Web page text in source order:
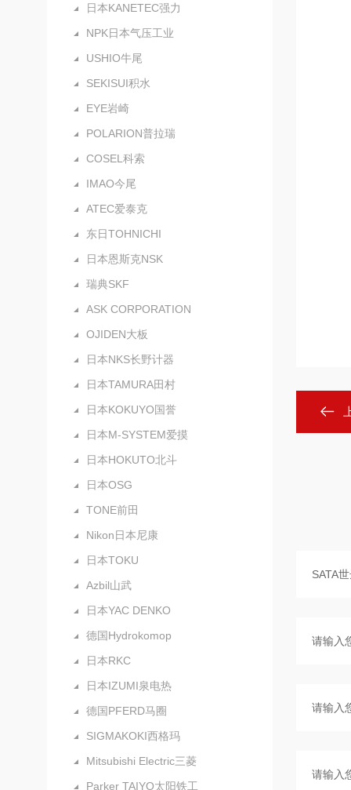
日本KANETEC强力
NPK日本气压工业
USHIO牛尾
SEKISUI积水
EYE岩崎
POLARION普拉瑞
COSEL科索
IMAO今尾
ATEC爱泰克
东日TOHNICHI
日本恩斯克NSK
瑞典SKF
ASK CORPORATION
OJIDEN大板
日本NKS长野计器
日本TAMURA田村
日本KOKUYO国誉
日本M-SYSTEM爱摸
日本HOKUTO北斗
日本OSG
TONE前田
Nikon日本尼康
日本TOKU
Azbil山武
日本YAC DENKO
德国Hydrokomop
日本RKC
日本IZUMI泉电热
德国PFERD马圈
SIGMAKOKI西格玛
Mitsubishi Electric三菱
Parker TAIYO太阳铁工